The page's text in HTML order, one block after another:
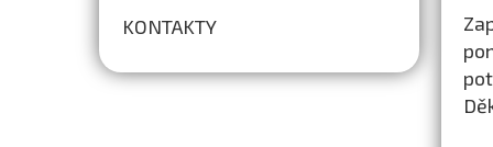
KONTAKTY